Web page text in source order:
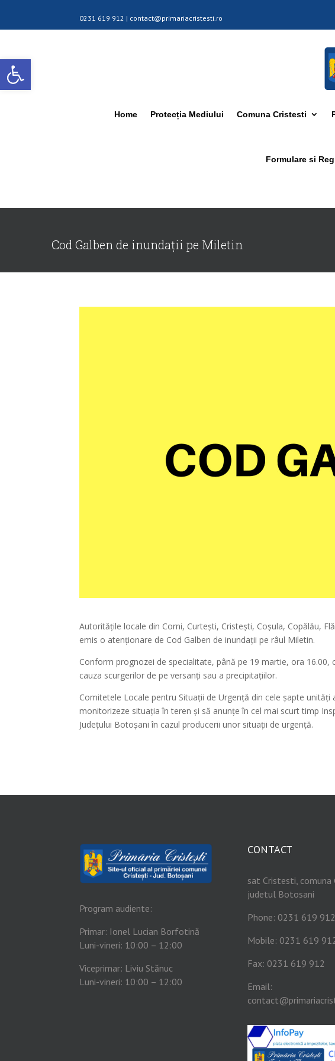
Deschide bara de unelte
0231 619 912 | contact@primariacristesti.ro
Home Protecția Mediului Comuna Cristesti
Formulare si
Cod Galben de inundații pe Miletin
Autoritățile locale din Corni, Curtești, Cristești, Coșula, Copălău,
emis o atenționare de Cod Galben de inundații pe râul Miletin.
Conform prognozei de specialitate, până pe 19 martie, ora
cauza scurgerilor de pe versanți sau a precipitațiilor.
Comitetele Locale pentru Situaţii de Urgenţă din cele șapte
monitorizeze situaţia în teren şi să anunţe în cel mai scurt timp
Judeţului Botoşani în cazul producerii unor situaţii de urgenţă.
Program audiente:
Primar: Ionel Lucian Borfotină
Luni-vineri: 10:00 – 12:00
Viceprimar: Liviu Stănuc
Luni-vineri: 10:00 – 12:00
CONTACT
sat Cristesti, comuna
judetul Botosani
Phone: 0231 619 912
Mobile: 0231 619
Fax: 0231 619 912
Email: